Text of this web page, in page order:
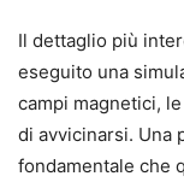
Il dettaglio più
eseguito una
campi magnetici,
di avvicinarsi. Una
fondamentale che